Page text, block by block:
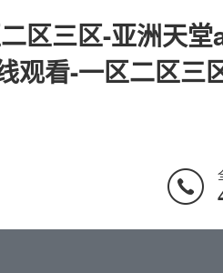
区三区-亚洲天
观看-一区二区三